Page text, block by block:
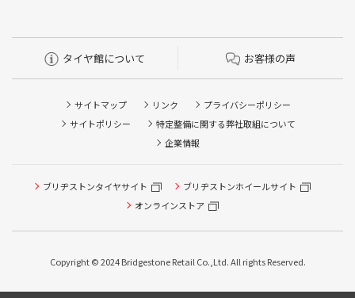
タイヤ館について お客様の声
サイトマップ リンク
プライバシーポリシー
サイトポリシー
特定整備に関する弊社取組について
企業情報
ブリヂストンタイヤサイト
ブリヂストンホイールサイト
オンラインストア
Copyright © 2024 Bridgestone Retail Co.,Ltd. All rights Reserved.
タイヤ点検・安全点検/タイヤ履き替え/オイル交換/その他
ピット作業の予約
本日のタイヤ履き替え順番待ち予約 ※クローク契約会員の